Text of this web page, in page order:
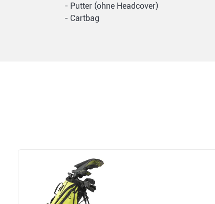
- Putter (ohne Headcover)
- Cartbag